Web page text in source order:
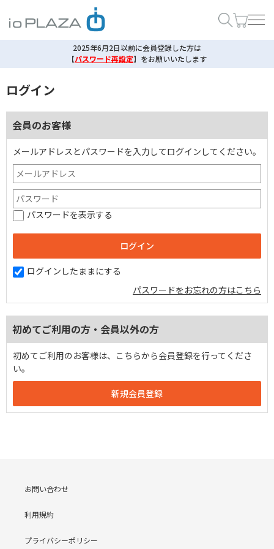
2025年6月2日以前に会員登録した方は
【パスワード再設定】 をお願いいたします
ログイン
会員のお客様
メールアドレスとパスワードを入力してログインしてください。
パスワードを表示する
ログインしたままにする
パスワードをお忘れの方はこちら
初めてご利用の方・会員以外の方
初めてご利用のお客様は、こちらから会員登録を行ってくださ
い。
お問い合わせ
利用規約
プライバシーポリシー